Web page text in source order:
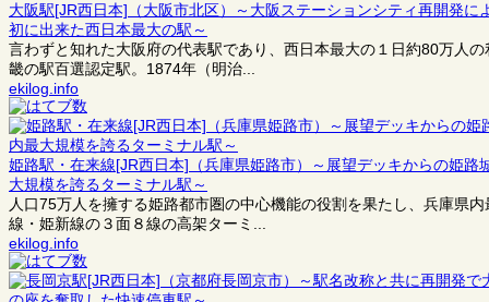
大阪駅[JR西日本]（大阪市北区）～大阪ステーションシティ再開発
初に出来た西日本最大の駅～
言わずと知れた大阪府の代表駅であり、西日本最大の１日約80万人
畿の駅百選認定駅。1874年（明治...
ekilog.info
姫路駅・在来線[JR西日本]（兵庫県姫路市）～展望デッキからの姫
大規模を誇るターミナル駅～
人口75万人を擁する姫路都市圏の中心機能の役割を果たし、兵庫県
線・姫新線の３面８線の高架ターミ...
ekilog.info